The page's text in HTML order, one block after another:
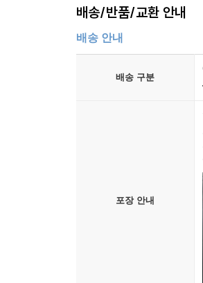
지도를 보며 알아보아요!
제1장 2025년, 올해의 세계
친구들보다 2025배 더 재미
아깝게 우승을 놓친 세계
2025년 세계에서 가장 엉
아깝게 우승을 놓친 세계
아깝게 우승을 놓친 세계의
2025년 세계에서 가장 신
숫자로 알아볼까요?: 올해
제2장 깜짝 놀랄 일이 많은
배송/반품/교환 안내
배송 안내
배송 구분
포장 안내